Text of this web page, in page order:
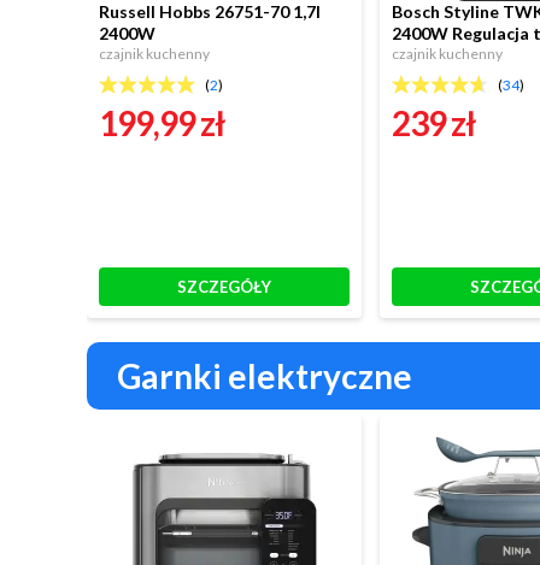
Russell Hobbs 26751-70 1,7l
2400W
czajnik kuchenny
(2)
199,99 zł
SZCZEGÓŁY
Bosch Styline
2400W Regulacja
czajnik kuchenny
(34)
239 zł
Garnki elektryczne